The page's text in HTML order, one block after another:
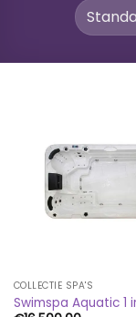
COLLECTIE SPA'S
Swimspa Aquatic 1